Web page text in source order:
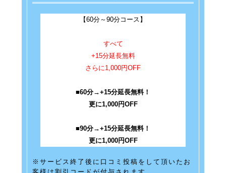
【60分～90分コース】
すべて
+15分延長無料
さらに1,000円OFF
■60分→+15分延長無料！
更に1,000円OFF
■90分→+15分延長無料！
更に1,000円OFF
※サービス終了後に口コミ投稿をして頂いたお